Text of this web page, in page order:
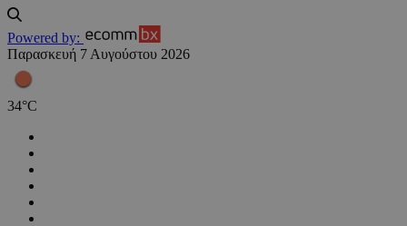
Powered by:
Παρασκευή 7 Αυγούστου 2026
34°C